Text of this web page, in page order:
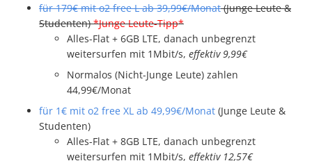
für 179€ mit o2 free L ab 39,99€/Monat(Junge Leute &
Studenten)*Junge Leute-Tipp*
Alles-Flat + 6GB LTE, danach unbegrenzt
weitersurfen mit 1Mbit/s, effektiv 9,99€
Normalos (Nicht-Junge Leute) zahlen
44,99€/Monat
für 1€ mit o2 free XL ab 49,99€/Monat (Junge Leute &
Studenten)
Alles-Flat + 8GB LTE, danach unbegrenzt
weitersurfen mit 1Mbit/s, effektiv 12,57€